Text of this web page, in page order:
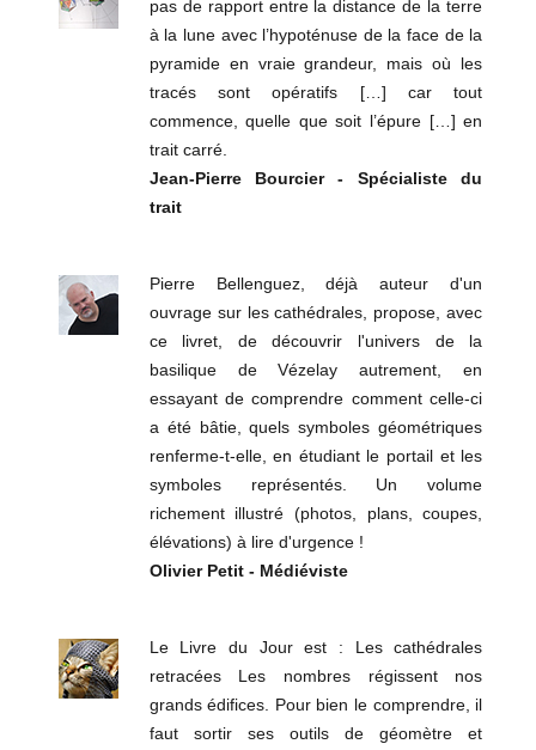
pas de rapport entre la distance de la terre
à la lune avec l’hypoténuse de la face de la
pyramide en vraie grandeur, mais où les
tracés sont opératifs […] car tout
commence, quelle que soit l’épure […] en
trait carré.
Jean-Pierre Bourcier - Spécialiste du
trait
Pierre Bellenguez, déjà auteur d'un
ouvrage sur les cathédrales, propose, avec
ce livret, de découvrir l'univers de la
basilique de Vézelay autrement, en
essayant de comprendre comment celle-ci
a été bâtie, quels symboles géométriques
renferme-t-elle, en étudiant le portail et les
symboles représentés. Un volume
richement illustré (photos, plans, coupes,
élévations) à lire d'urgence !
Olivier Petit - Médiéviste
Le Livre du Jour est : Les cathédrales
retracées Les nombres régissent nos
grands édifices. Pour bien le comprendre, il
faut sortir ses outils de géomètre et